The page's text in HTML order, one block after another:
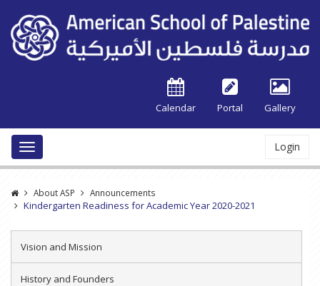
Calendar Portal Gallery
Toggle
navigation
Login
About ASP Announcements
Kindergarten Readiness for Academic Year 2020-2021
Vision and Mission
History and Founders